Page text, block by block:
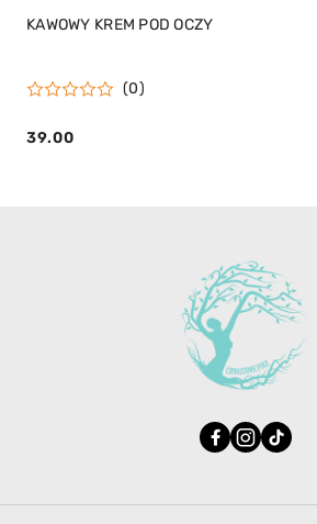
KAWOWY KREM POD OCZY
(0)
Cena:
39.00